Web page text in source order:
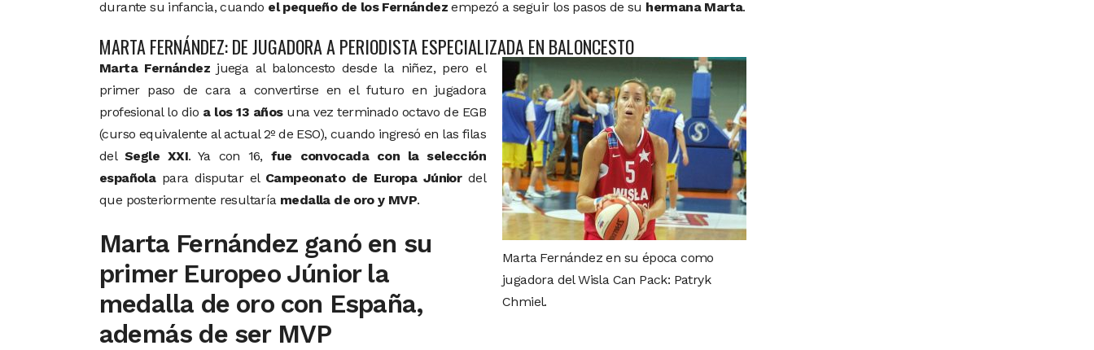
durante su infancia, cuando el pequeño de los Fernández empezó a seguir los pasos de su hermana Marta.
MARTA FERNÁNDEZ: DE JUGADORA A PERIODISTA ESPECIALIZADA EN BALONCESTO
Marta Fernández en su época como
jugadora del Wisla Can Pack: Patryk
Chmiel.
Marta Fernándezjuega al baloncesto desde la niñez, pero el
primer paso de cara a convertirse en el futuro en jugadora
profesional lo dio a los 13 añosuna vez terminado octavo de EGB
(curso equivalente al actual 2º de ESO), cuando ingresó en las filas
del Segle XXI. Ya con 16, fue convocada con la selección
españolapara disputar el Campeonato de Europa Júniordel
que posteriormente resultaría medalla de oro y MVP.
Marta Fernández ganó en su
primer Europeo Júnior la
medalla de oro con España,
además de ser MVP